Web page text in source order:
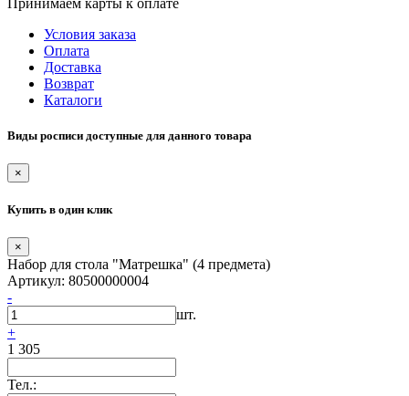
Условия заказа
Оплата
Доставка
Возврат
Каталоги
Виды росписи доступные для данного товара
×
Купить в один клик
×
Набор для стола "Матрешка" (4 предмета)
Артикул: 80500000004
-
шт.
+
1 305
Тел.: